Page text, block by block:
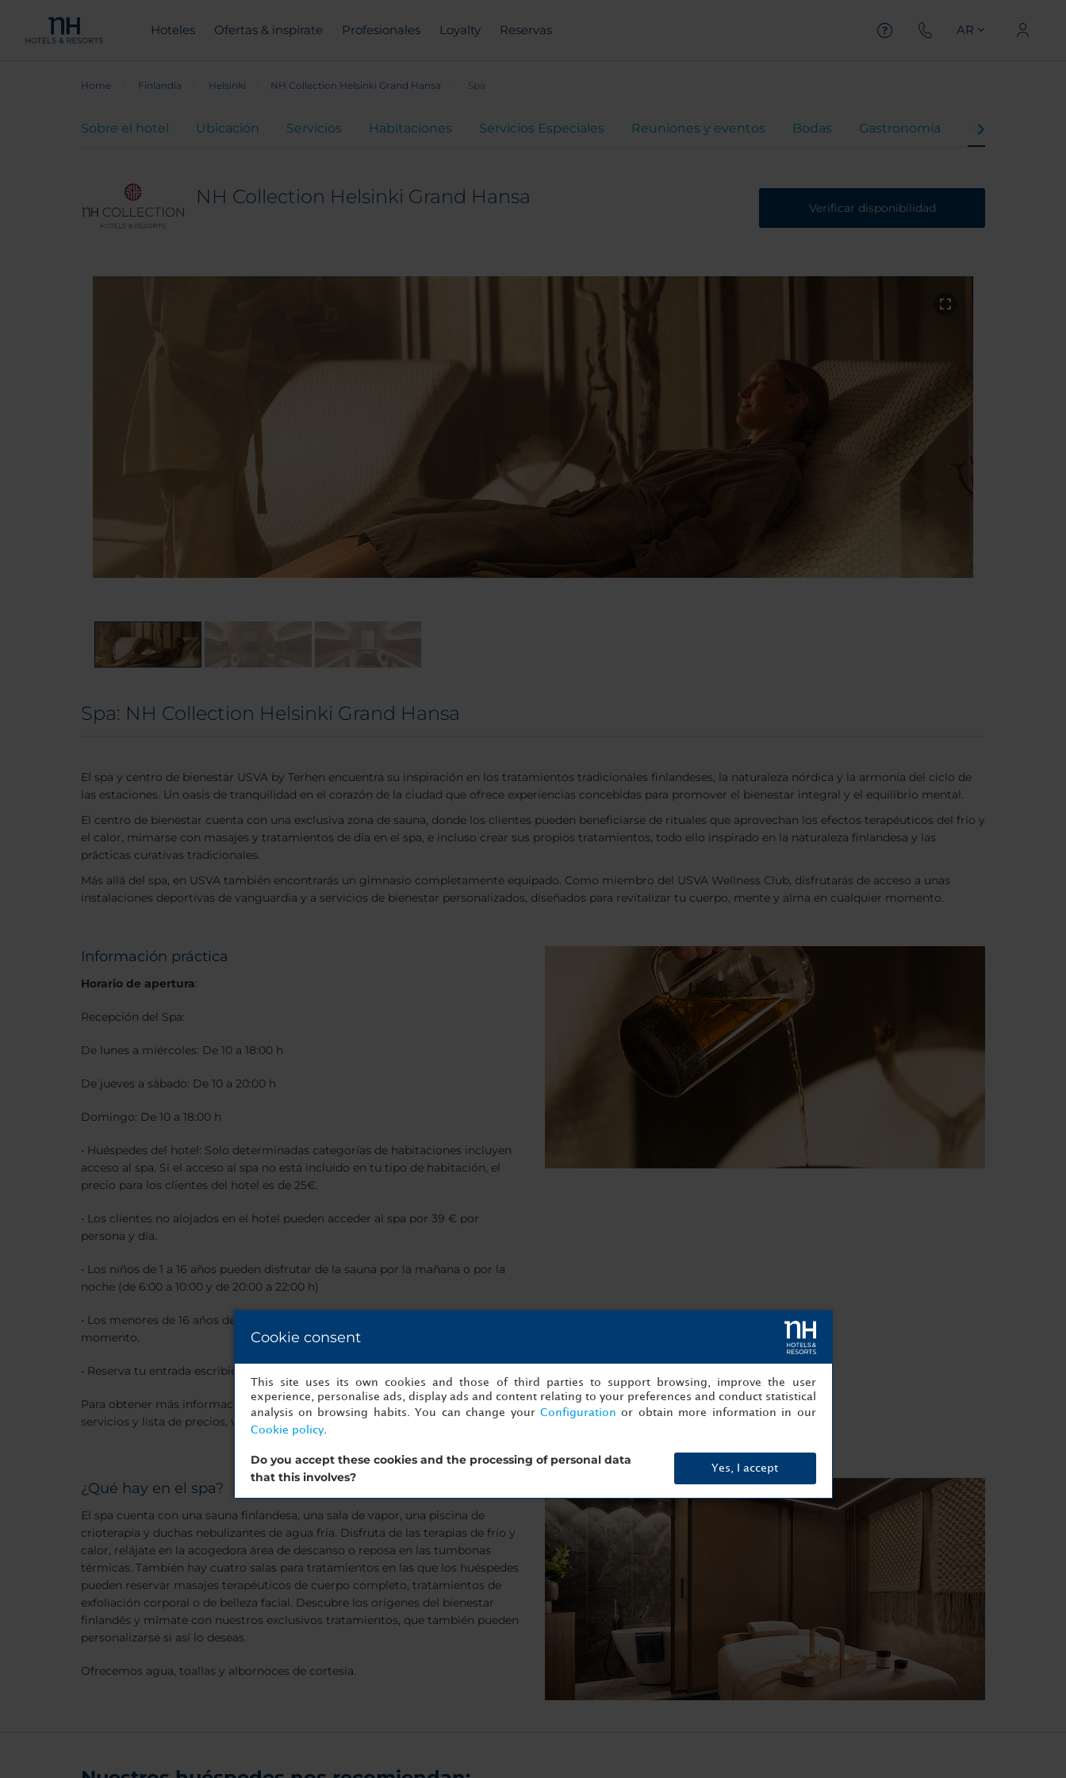
Hoteles Ofertas & inspírate Profesionales Loyalty Reservas AR
Home Finlandia Helsinki NH Collection Helsinki Grand Hansa Spa
Sobre el hotel Ubicación Servicios Habitaciones Servicios Especiales Reuniones y eventos Bodas Gastronomía Spa
NH Collection Helsinki Grand Hansa Verificar disponibilidad
Spa: NH Collection Helsinki Grand Hansa
El spa y centro de bienestar USVA by Terhen encuentra su inspiración en los tratamientos tradicionales finlandeses, la naturaleza nórdica y la armonía del ciclo de
las estaciones. Un oasis de tranquilidad en el corazón de la ciudad que ofrece experiencias concebidas para promover el bienestar integral y el equilibrio mental.
El centro de bienestar cuenta con una exclusiva zona de sauna, donde los clientes pueden beneficiarse de rituales que aprovechan los efectos terapéuticos del frío y
el calor, mimarse con masajes y tratamientos de día en el spa, e incluso crear sus propios tratamientos, todo ello inspirado en la naturaleza finlandesa y las
prácticas curativas tradicionales.
Más allá del spa, en USVA también encontrarás un gimnasio completamente equipado. Como miembro del USVA Wellness Club, disfrutarás de acceso a unas
instalaciones deportivas de vanguardia y a servicios de bienestar personalizados, diseñados para revitalizar tu cuerpo, mente y alma en cualquier momento.
Información práctica
Horario de apertura:
Recepción del Spa:
De lunes a miércoles: De 10 a 18:00 h
De jueves a sábado: De 10 a 20:00 h
Domingo: De 10 a 18:00 h
• Huéspedes del hotel: Solo determinadas categorías de habitaciones incluyen
acceso al spa. Si el acceso al spa no está incluido en tu tipo de habitación, el
precio para los clientes del hotel es de 25€.
• Los clientes no alojados en el hotel pueden acceder al spa por 39 € por
persona y día.
• Los niños de 1 a 16 años pueden disfrutar de la sauna por la mañana o por la
noche (de 6:00 a 10:00 y de 20:00 a 22:00 h)
• Los menores de 16 años deben ir acompañados de un adulto en todo
momento.
• Reserva tu entrada escribiendo a
Para obtener más información sobre el spa, incluidos los tratamientos,
servicios y lista de precios, visita nuestro sitio web específico
USVA by Terhen
¿Qué hay en el spa?
El spa cuenta con una sauna finlandesa, una sala de vapor, una piscina de
crioterapia y duchas nebulizantes de agua fría. Disfruta de las terapias de frío y
calor, relájate en la acogedora área de descanso o reposa en las tumbonas
térmicas. También hay cuatro salas para tratamientos en las que los huéspedes
pueden reservar masajes terapéuticos de cuerpo completo, tratamientos de
exfoliación corporal o de belleza facial. Descubre los orígenes del bienestar
finlandés y mímate con nuestros exclusivos tratamientos, que también pueden
personalizarse si así lo deseas.
Ofrecemos agua, toallas y albornoces de cortesía.
Cookie consent
This site uses its own cookies and those of third parties to support browsing, improve the user
experience, personalise ads, display ads and content relating to your preferences and conduct statistical
analysis on browsing habits. You can change your Configuration or obtain more information in our
Cookie policy.
Do you accept these cookies and the processing of personal data
that this involves?
Yes, I accept